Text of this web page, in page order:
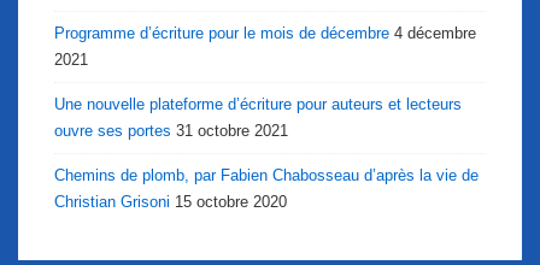
Programme d’écriture pour le mois de décembre 4 décembre
2021
Une nouvelle plateforme d’écriture pour auteurs et lecteurs
ouvre ses portes 31 octobre 2021
Chemins de plomb, par Fabien Chabosseau d’après la vie de
Christian Grisoni 15 octobre 2020